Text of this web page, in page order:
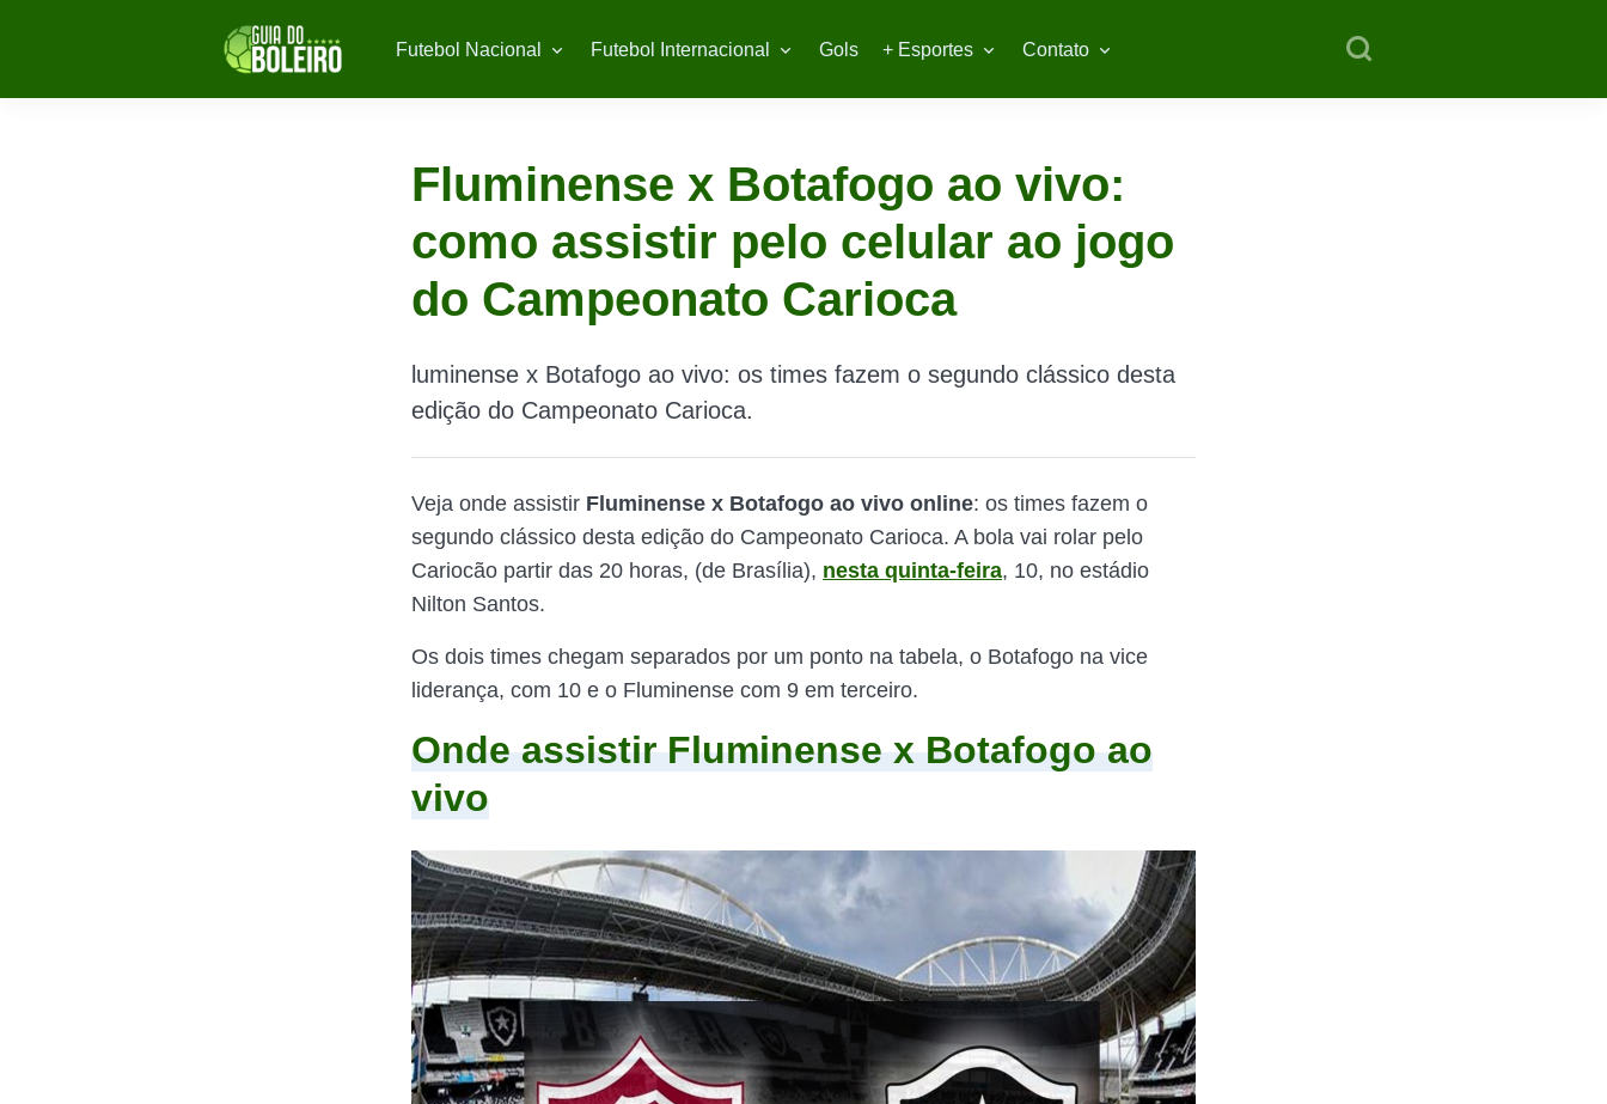
Futebol Nacional Futebol Internacional Gols + Esportes Contato
Fluminense x Botafogo ao vivo:
como assistir pelo celular ao jogo
do Campeonato Carioca
luminense x Botafogo ao vivo: os times fazem o segundo clássico desta
edição do Campeonato Carioca.
Veja onde assistir Fluminense x Botafogo ao vivo online: os times fazem o
segundo clássico desta edição do Campeonato Carioca. A bola vai rolar pelo
Cariocão partir das 20 horas, (de Brasília), nesta quinta-feira, 10, no estádio
Nilton Santos.
Os dois times chegam separados por um ponto na tabela, o Botafogo na vice
liderança, com 10 e o Fluminense com 9 em terceiro.
Onde assistir Fluminense x Botafogo ao
vivo